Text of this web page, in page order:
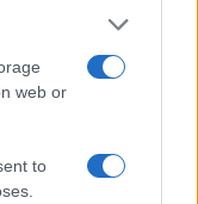
web or
toa Olbia e in